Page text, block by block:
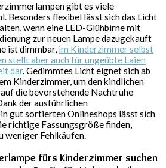
gibt es viele
Besonders flexibel lässt sich das Licht
wenn eine LED-Glühbirne mit
zur neuen Lampe dazugekauft
ist dimmbar, im Kinderzimmer selbst
stellt aber auch für ungeübte Laien
dar. Gedimmtes Licht eignet sich ab
Kinderzimmer, um den kindlichen
die bevorstehende Nachtruhe
der ausführlichen
gut sortierten Onlineshops lässt sich
richtige Fassungsgröße finden,
weniger Fehlkäufen.
fürs Kinderzimmer suchen